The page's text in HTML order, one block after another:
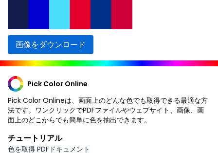
画像をダウンロード
Pick Color Online
Pick Color Onlineは、画面上のどんな色でも取得できる最適な方
法です。ワンクリックでPDFファイルやウェブサイト、画像、画
面上のどこからでも簡単に色を抽出できます。
チュートリアル
色を取得 PDFドキュメント